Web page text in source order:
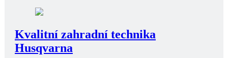
Kvalitní zahradní technika
Husqvarna